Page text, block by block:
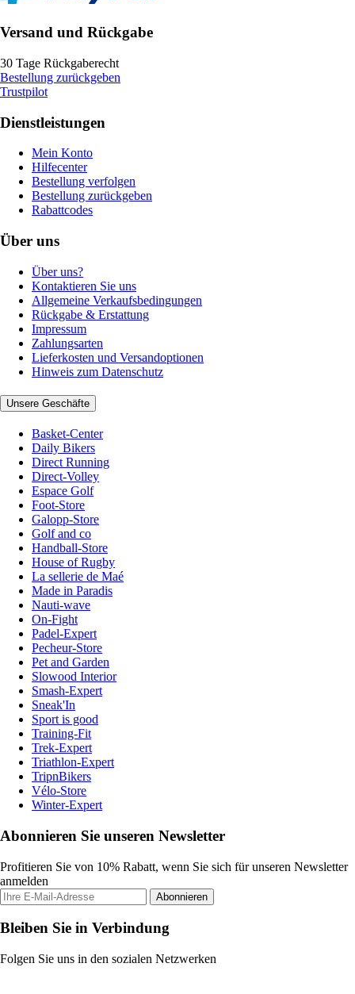
Versand und Rückgabe
30 Tage Rückgaberecht
Bestellung zurückgeben
Trustpilot
Dienstleistungen
Mein Konto
Hilfecenter
Bestellung verfolgen
Bestellung zurückgeben
Rabattcodes
Über uns
Über uns?
Kontaktieren Sie uns
Allgemeine Verkaufsbedingungen
Rückgabe & Erstattung
Impressum
Zahlungsarten
Lieferkosten und Versandoptionen
Hinweis zum Datenschutz
Unsere Geschäfte
Basket-Center
Daily Bikers
Direct Running
Direct-Volley
Espace Golf
Foot-Store
Galopp-Store
Golf and co
Handball-Store
House of Rugby
La sellerie de Maé
Made in Paradis
Nauti-wave
On-Fight
Padel-Expert
Pecheur-Store
Pet and Garden
Slowood Interior
Smash-Expert
Sneak'In
Sport is good
Training-Fit
Trek-Expert
Triathlon-Expert
TripnBikers
Vélo-Store
Winter-Expert
Abonnieren Sie unseren Newsletter
Profitieren Sie von 10% Rabatt, wenn Sie sich für unseren Newsletter
anmelden
Abonnieren
Bleiben Sie in Verbindung
Folgen Sie uns in den sozialen Netzwerken